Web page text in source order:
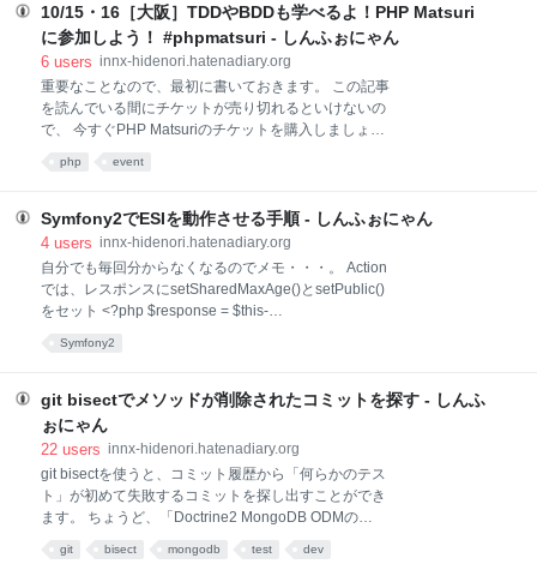
ます。 PHP的なスタンダートなやり方は、1行ずつ読
み込みながらmb_convert_encodingで変換していくと
いう感じでしょうか。 この手の処理を、SPLのクラス
書けないか、ちょっと考えてみました。 ちなみにJava
やC#だと、標準でこのあたりの機能が備わっています
よね。 splFileObjectを使ってテキストファイルを読み
込む場合、splFileObjectのイテレータを使って、次の
10/15・16［大阪］TDDやBDDも学べるよ！PHP Matsuri
に参加しよう！ #phpmatsuri - しんふぉにゃん
6 users innx-hidenori.hatenadiary.org
重要なことなので、最初に書いておきます。 この記事
を読んでいる間にチケットが売り切れるといけないの
で、 今すぐPHP Matsuriのチケットを購入しましょ
の季節がやってきました。 PHP Matsuriって何？とい
ると「PHPerが集まる祭」です。 昨年開催された
PHP Matsuri の模様は、こちらの記事（昨年のレポー
ト記事リンク）をお読みください。 PHP Matsuri 2010
レポート(日本Symfonyユーザー会) 「イベントは面白
そうだけど、東京へ行くのが・・・」といつも悔しい
で開催されます。 私は岐阜県に住んでいますが、東京
額になります。 私と同じような方、今すぐチ
php event
Symfony2でESIを動作させる手順 - しんふぉにゃん
4 users innx-hidenori.hatenadiary.org
自分でも毎回分からなくなるのでメモ・・・。 Action
では、レスポンスにsetSharedMaxAge()とsetPublic()
をセット <?php $response = $this-
array('rand'=>rand())); $response-
return $response; テンプレートでは、standaloneを
trueに {% render "HelloBundle:Hello:news" with {},
{'standalone': true} %} config.ymlでESIを有効に
Symfony2
git bisectでメソッドが削除されたコミットを探す - しんふ
ぉにゃん
22 users innx-hidenori.hatenadiary.org
git bisectを使うと、コミット履歴から「何らかのテス
ト」が初めて失敗するコミットを探し出すことができ
ます。 ちょうど、「Doctrine2 MongoDB ODMの
なっている」という発言を見かけたので、これを例に
git bisect mongodb test dev